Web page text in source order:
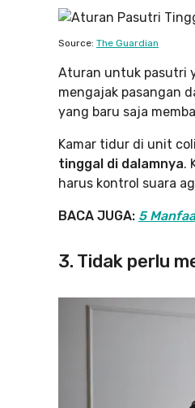
Source: The Guardian
Aturan untuk pasutri
mengajak pasangan
yang baru saja
Kamar tidur di unit
tinggal di dalamnya.
harus kontrol suara
BACA JUGA: 5
3. Tidak perlu